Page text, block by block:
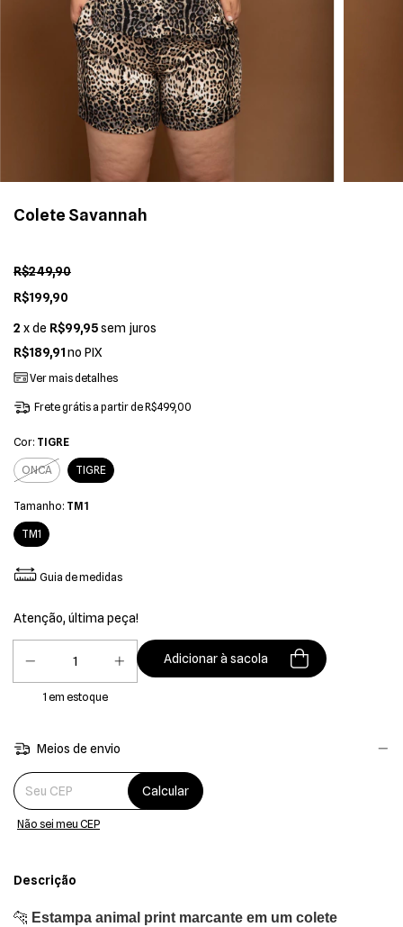
Colete Savannah
R$249,90
R$199,90
2 x de R$99,95sem juros
R$189,91no PIX
Ver mais detalhes
Frete grátis a partir deR$499,00
Cor: TIGRE
ONCA TIGRE
Tamanho: TM1
TM1
Guia de medidas
Atenção, última peça!
1 em estoque
Meios de envio
Entregas para o CEP:
Calcular
Não sei meu CEP
Descrição
🐆 Estampa animal print marcante em um colete